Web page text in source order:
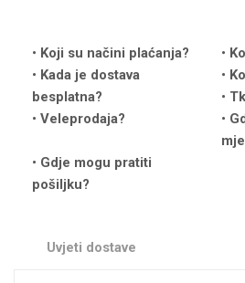
Koji su načini plaćanja?
Kada je dostava
besplatna?
Veleprodaja?
Gdje mogu pratiti
pošiljku?
Uvjeti dostave
Love motivi I Need
Quotes Collection